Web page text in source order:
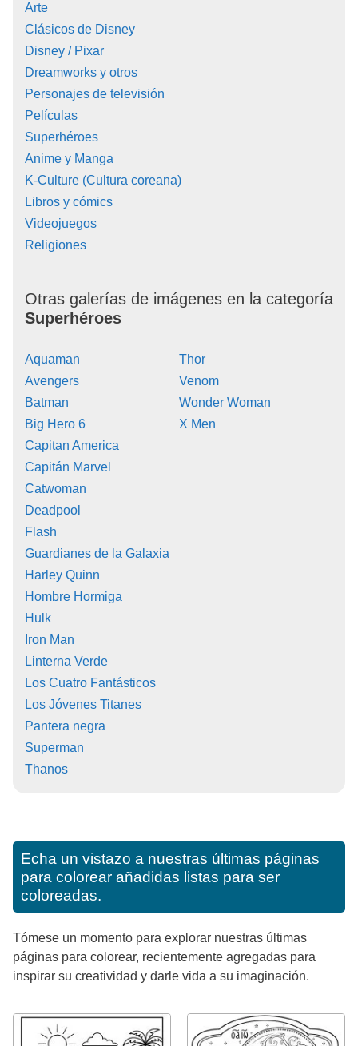
Arte
Clásicos de Disney
Disney / Pixar
Dreamworks y otros
Personajes de televisión
Películas
Superhéroes
Anime y Manga
K-Culture (Cultura coreana)
Libros y cómics
Videojuegos
Religiones
Otras galerías de imágenes en la categoría
Superhéroes
Aquaman
Avengers
Batman
Big Hero 6
Capitan America
Capitán Marvel
Catwoman
Deadpool
Flash
Guardianes de la Galaxia
Harley Quinn
Hombre Hormiga
Hulk
Iron Man
Linterna Verde
Los Cuatro Fantásticos
Los Jóvenes Titanes
Pantera negra
Superman
Thanos
Thor
Venom
Wonder Woman
X Men
Echa un vistazo a nuestras últimas páginas
para colorear añadidas listas para ser
coloreadas.
Tómese un momento para explorar nuestras últimas
páginas para colorear, recientemente agregadas para
inspirar su creatividad y darle vida a su imaginación.